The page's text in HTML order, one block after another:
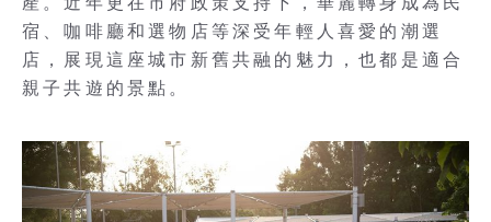
宿、咖啡廳和選物店等深受年輕人喜愛的潮選
店，展現這座城市新舊共融的魅力，也都是適合
親子共遊的景點。